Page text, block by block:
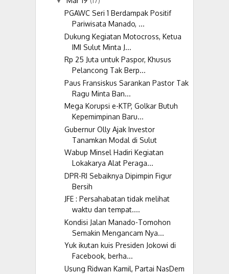
PGAWC Seri 1 Berdampak Positif
Pariwisata Manado, ...
Dukung Kegiatan Motocross, Ketua
IMI Sulut Minta J...
Rp 25 Juta untuk Paspor, Khusus
Pelancong Tak Berp...
Paus Fransiskus Sarankan Pastor Tak
Ragu Minta Ban...
Mega Korupsi e-KTP, Golkar Butuh
Kepemimpinan Baru...
Gubernur Olly Ajak Investor
Tanamkan Modal di Sulut
Wabup Minsel Hadiri Kegiatan
Lokakarya Alat Peraga...
DPR-RI Sebaiknya Dipimpin Figur
Bersih
JFE : Persahabatan tidak melihat
waktu dan tempat....
Kondisi Jalan Manado-Tomohon
Semakin Mengancam Nya...
Yuk ikutan kuis Presiden Jokowi di
Facebook, berha...
Usung Ridwan Kamil, Partai NasDem